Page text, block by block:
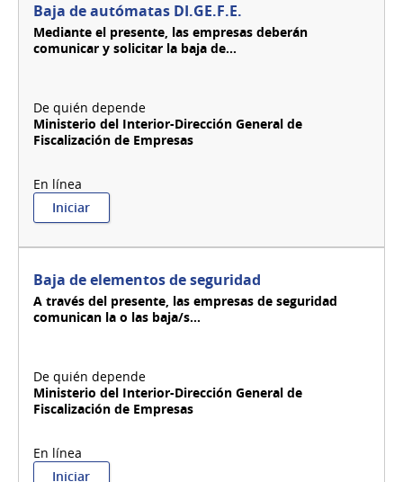
Baja de autómatas DI.GE.F.E.
Mediante el presente, las empresas deberán
comunicar y solicitar la baja de...
Ministerio del Interior-Dirección General de
Fiscalización de Empresas
Iniciar:
Baja
DI.GE.F.E.
Baja de elementos de seguridad
A través del presente, las empresas de seguridad
comunican la o las baja/s...
Ministerio del Interior-Dirección General de
Fiscalización de Empresas
Iniciar: